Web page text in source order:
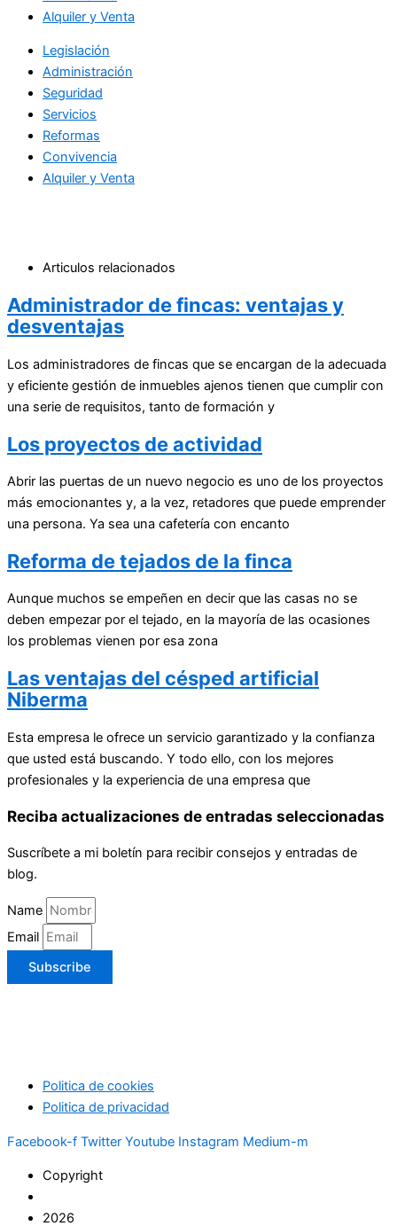
Alquiler y Venta
Legislación
Administración
Seguridad
Servicios
Reformas
Convivencia
Alquiler y Venta
Articulos relacionados
Administrador de fincas: ventajas y
desventajas
Los administradores de fincas que se encargan de la adecuada
y eficiente gestión de inmuebles ajenos tienen que cumplir con
una serie de requisitos, tanto de formación y
Los proyectos de actividad
Abrir las puertas de un nuevo negocio es uno de los proyectos
más emocionantes y, a la vez, retadores que puede emprender
una persona. Ya sea una cafetería con encanto
Reforma de tejados de la finca
Aunque muchos se empeñen en decir que las casas no se
deben empezar por el tejado, en la mayoría de las ocasiones
los problemas vienen por esa zona
Las ventajas del césped artificial
Niberma
Esta empresa le ofrece un servicio garantizado y la confianza
que usted está buscando. Y todo ello, con los mejores
profesionales y la experiencia de una empresa que
Reciba actualizaciones de entradas seleccionadas
Suscríbete a mi boletín para recibir consejos y entradas de
blog.
Name
Email
Subscribe
Politica de cookies
Politica de privacidad
Facebook-f Twitter Youtube Instagram Medium-m
Copyright
2026